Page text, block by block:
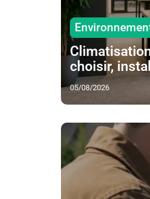
choisir,
05/08/2026